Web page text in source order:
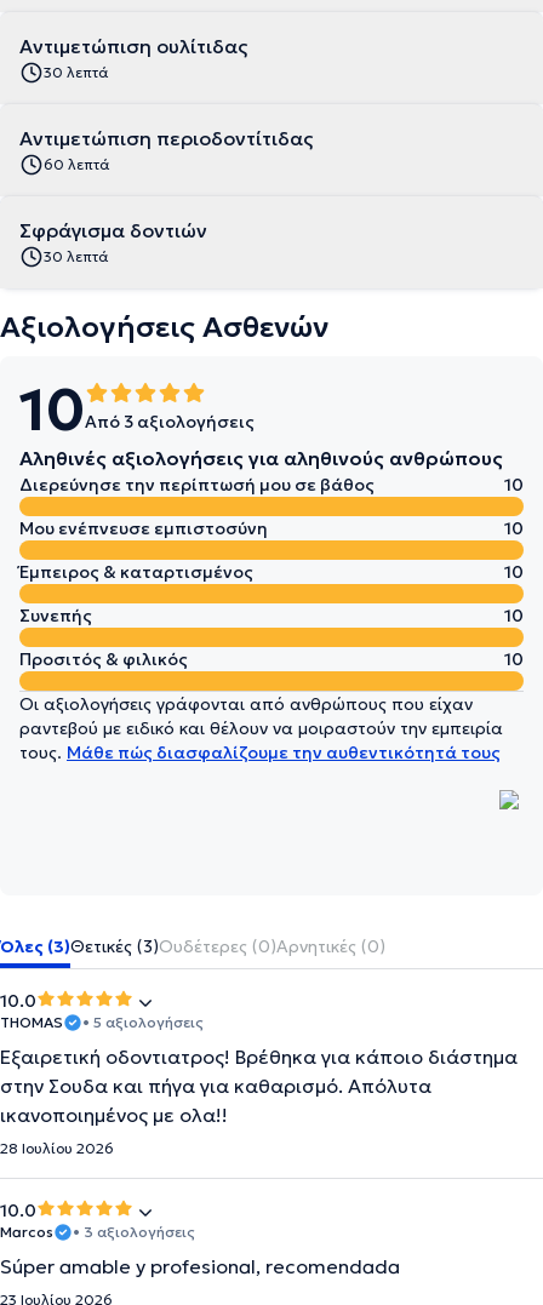
Αντιμετώπιση ουλίτιδας
30 λεπτά
Αντιμετώπιση περιοδοντίτιδας
60 λεπτά
Σφράγισμα δοντιών
30 λεπτά
Αξιολογήσεις Ασθενών
10Από 3 αξιολογήσεις
Αληθινές αξιολογήσεις για αληθινούς ανθρώπους
Διερεύνησε την περίπτωσή μου σε βάθος
10
Μου ενέπνευσε εμπιστοσύνη
10
Έμπειρος & καταρτισμένος
10
Συνεπής
10
Προσιτός & φιλικός
10
Οι αξιολογήσεις γράφονται από ανθρώπους που είχαν
ραντεβού με ειδικό και θέλουν να μοιραστούν την εμπειρία
τους. Μάθε πώς διασφαλίζουμε την αυθεντικότητά τους
Όλες (3)Θετικές (3)Ουδέτερες (0)Αρνητικές (0)
10.0
THOMAS • 5 αξιολογήσεις
Εξαιρετική οδοντιατρος! Βρέθηκα για κάποιο διάστημα
στην Σουδα και πήγα για καθαρισμό. Απόλυτα
ικανοποιημένος με ολα!!
28 Ιουλίου 2026
10.0
Marcos • 3 αξιολογήσεις
Súper amable y profesional, recomendada
23 Ιουλίου 2026